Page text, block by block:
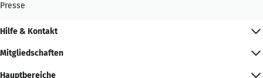
Presse
Hilfe & Kontakt
Mitgliedschaften
Hauptbereiche